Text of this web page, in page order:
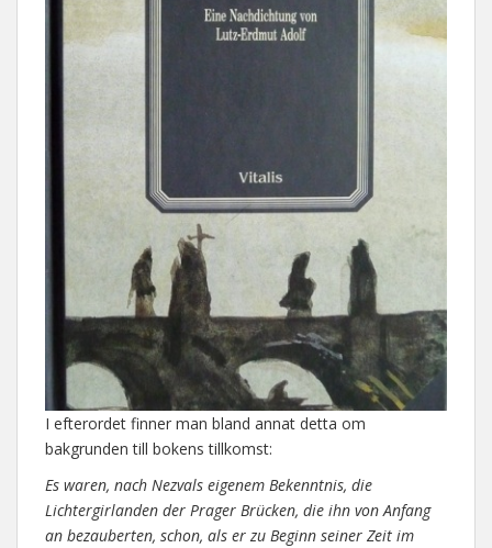
I efterordet finner man bland annat detta om
bakgrunden till bokens tillkomst:
Es waren, nach Nezvals eigenem Bekenntnis, die
Lichtergirlanden der Prager Brücken, die ihn von Anfang
an bezauberten, schon, als er zu Beginn seiner Zeit im